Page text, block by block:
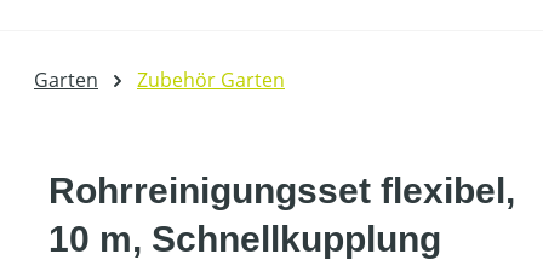
Garten Zubehör Garten
Rohrreinigungsset flexibel,
10 m, Schnellkupplung